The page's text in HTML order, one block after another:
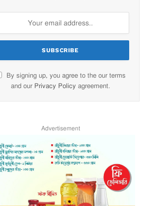
By signing up, you agree to the our terms
and our Privacy Policy agreement.
Advertisement